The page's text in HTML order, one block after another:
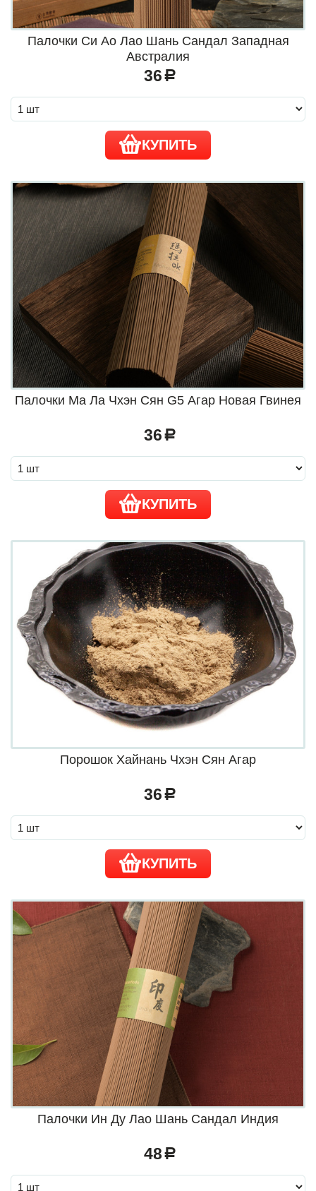
Палочки Си Ао Лао Шань Сандал Западная
Австралия
36 a
КУПИТЬ
Палочки Ма Ла Чхэн Сян G5 Агар Новая Гвинея
36 a
КУПИТЬ
Порошок Хайнань Чхэн Сян Агар
36 a
КУПИТЬ
Палочки Ин Ду Лао Шань Сандал Индия
48 a